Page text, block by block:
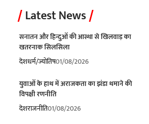
Latest News
सनातन और हिन्दुओं की आस्था से खिलवाड़ का
खतरनाक सिलसिला
देशधर्म/ज्योतिष01/08/2026
युवाओं के हाथ में अराजकता का झंडा थमाने की
विपक्षी रणनीति
देशराजनीति01/08/2026